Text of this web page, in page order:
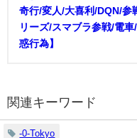
奇行/変人/大喜利/DQN/参
リーズ/スマブラ参戦/電車
惑行為】
関連キーワード
-0-Tokyo